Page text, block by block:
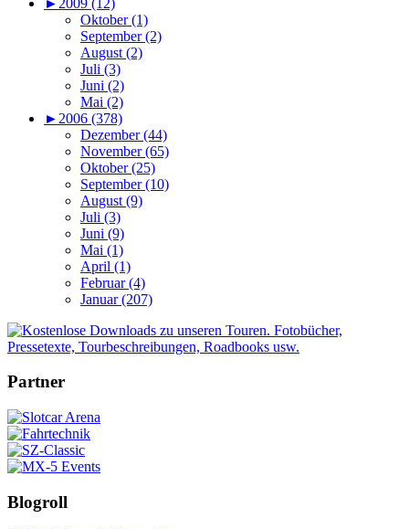
Oktober (1)
September (2)
August (2)
Juli (3)
Juni (2)
Mai (2)
► 2006 (378)
Dezember (44)
November (65)
Oktober (25)
September (10)
August (9)
Juli (3)
Juni (9)
Mai (1)
April (1)
Februar (4)
Januar (207)
Partner
Blogroll